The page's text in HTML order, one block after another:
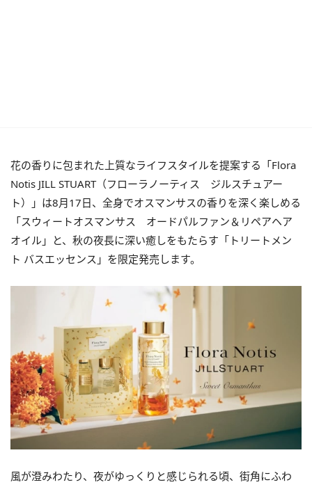
花の香りに包まれた上質なライフスタイルを提案する「Flora
Notis JILL STUART（フローラノーティス ジルスチュアー
ト）」は8月17日、全身でオスマンサスの香りを深く楽しめる
「スウィートオスマンサス オードパルファン＆リペアヘア
オイル」と、秋の夜長に深い癒しをもたらす「トリートメン
ト バスエッセンス」を限定発売します。
風が澄みわたり、夜がゆっくりと感じられる頃、街角にふわ